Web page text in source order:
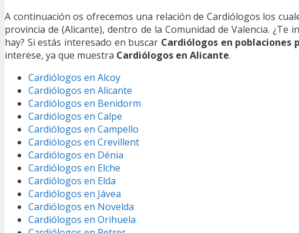
A continuación os ofrecemos una relación de Cardiólogos los
provincia de (Alicante), dentro de la Comunidad de Valencia.
hay? Si estás interesado en buscar Cardiólogos en poblaciones
interese, ya que muestra Cardiólogos en Alicante.
Cardiólogos en Alcoy
Cardiólogos en Alicante
Cardiólogos en Benidorm
Cardiólogos en Calpe
Cardiólogos en Campello
Cardiólogos en Crevillent
Cardiólogos en Dénia
Cardiólogos en Elche
Cardiólogos en Elda
Cardiólogos en Jávea
Cardiólogos en Novelda
Cardiólogos en Orihuela